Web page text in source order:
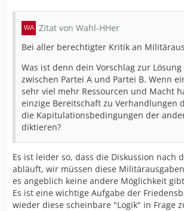
Zitat von Wahl-HHer
Bei aller berechtigter Kritik an
Was ist denn dein Vorschlag zur
zwischen Partei A und Partei B. Wenn
sehr viel mehr Ressourcen und Macht
einzige Bereitschaft zu Verhandlungen
die Kapitulationsbedingungen der
diktieren?
Es ist leider so, dass die Diskussion nach
abläuft, wir müssen diese
es angeblich keine andere Möglichkeit
Es ist eine wichtige Aufgabe der
wieder diese scheinbare "Logik" in Frage